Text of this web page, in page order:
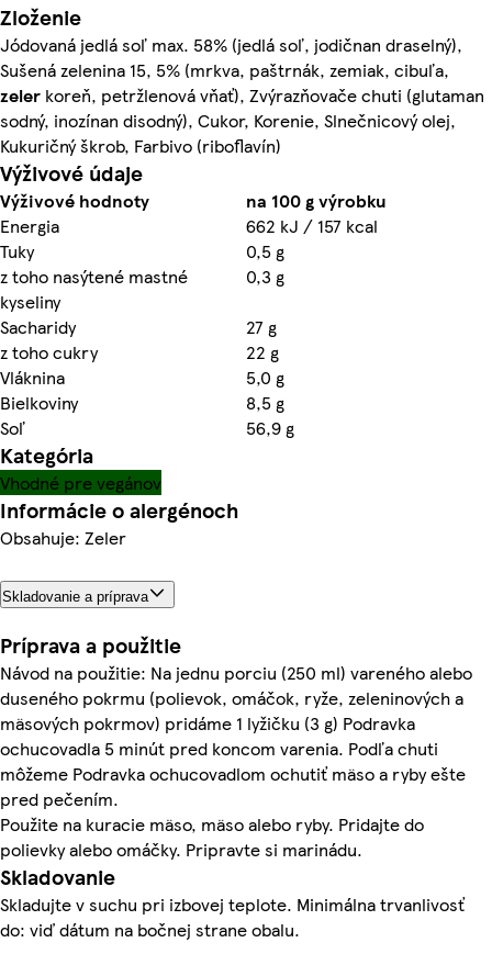
Zloženie
Jódovaná jedlá soľ max. 58% (jedlá soľ, jodičnan draselný),
Sušená zelenina 15, 5% (mrkva, paštrnák, zemiak, cibuľa,
zeler koreň, petržlenová vňať), Zvýrazňovače chuti (glutaman
sodný, inozínan disodný), Cukor, Korenie, Slnečnicový olej,
Kukuričný škrob, Farbivo (riboflavín)
Výživové údaje
Výživové hodnoty
na 100 g výrobku
Energia
662 kJ / 157 kcal
Tuky
0,5 g
z toho nasýtené mastné
kyseliny
0,3 g
Sacharidy
27 g
z toho cukry
22 g
Vláknina
5,0 g
Bielkoviny
8,5 g
Soľ
56,9 g
Kategória
Vhodné pre vegánov
Informácie o alergénoch
Obsahuje: Zeler
Skladovanie a príprava
Príprava a použitie
Návod na použitie: Na jednu porciu (250 ml) vareného alebo
duseného pokrmu (polievok, omáčok, ryže, zeleninových a
mäsových pokrmov) pridáme 1 lyžičku (3 g) Podravka
ochucovadla 5 minút pred koncom varenia. Podľa chuti
môžeme Podravka ochucovadlom ochutiť mäso a ryby ešte
pred pečením.
Použite na kuracie mäso, mäso alebo ryby. Pridajte do
polievky alebo omáčky. Pripravte si marinádu.
Skladovanie
Skladujte v suchu pri izbovej teplote. Minimálna trvanlivosť
do: viď dátum na bočnej strane obalu.